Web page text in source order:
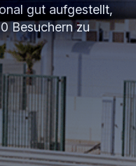
gut aufgestellt,
Besuchern zu